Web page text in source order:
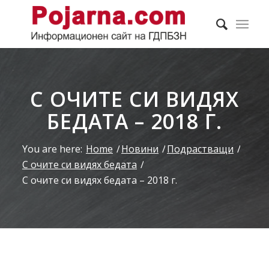
С ОЧИТЕ СИ ВИДЯХ
БЕДАТА – 2018 Г.
You are here: Home /Новини /Подрастващи /
С очите си видях бедата /
С очите си видях бедата – 2018 г.